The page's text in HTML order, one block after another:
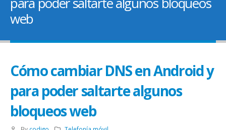
web
Cómo cambiar DNS en Android y
para poder saltarte algunos
bloqueos web